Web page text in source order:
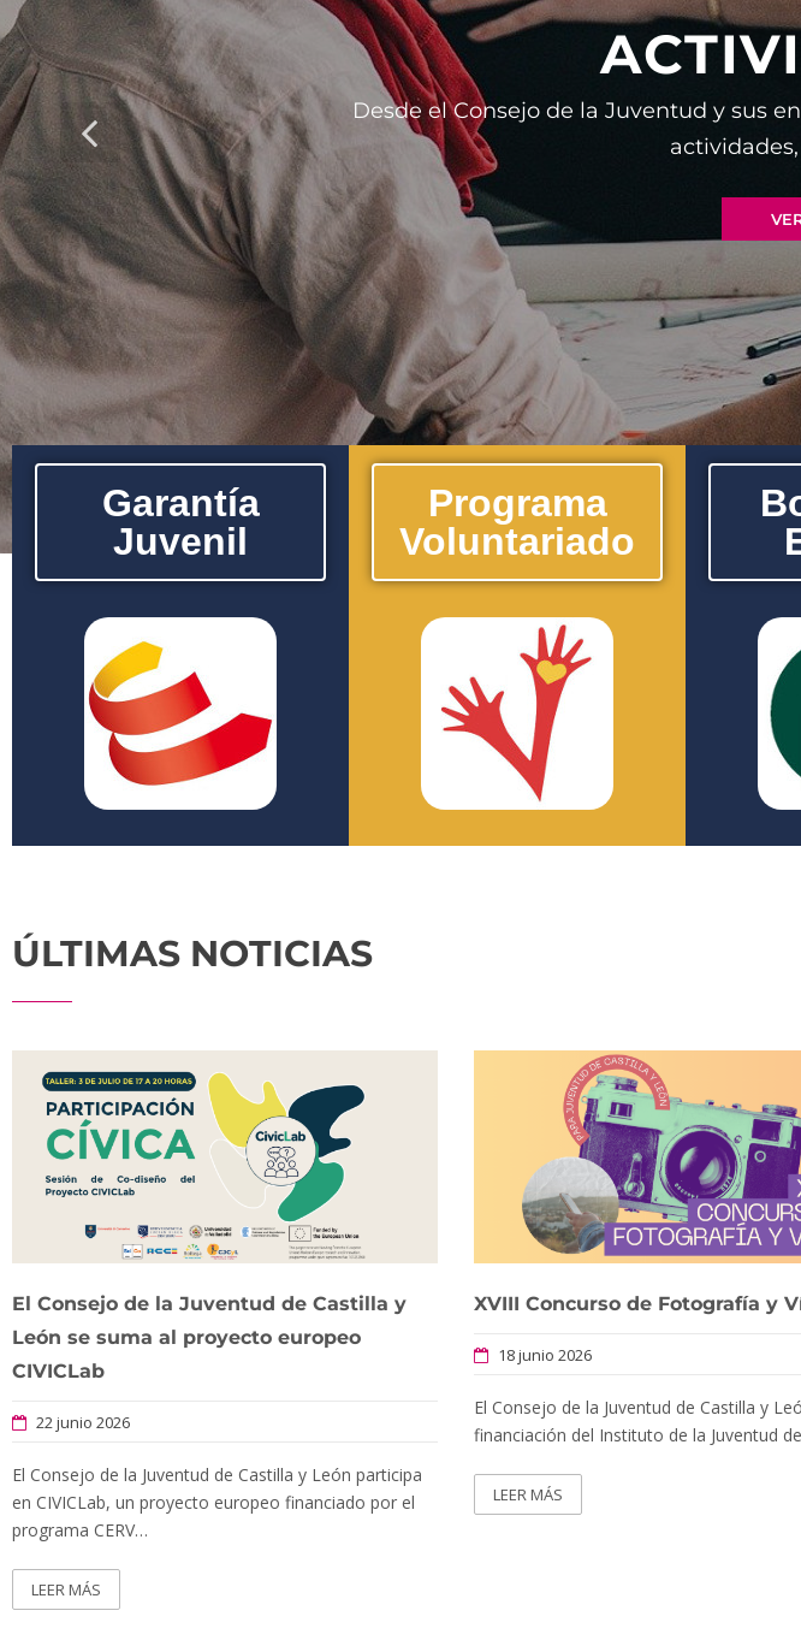
Desde el Consejo de la Juventud y sus
Garantía
Juvenil
El programa de Garantía Juvenil
pretende ser una herramienta que
facilita la entrada al mercado laboral
de jóvenes mayores de 16 años y
menores de 30 que han finalizado sus
estudios o cursos de formación y/o
que no tengan trabajo.
Programa
Voluntariado
El programa de Voluntariado está
dirigido a jóvenes entre 18 y 30 años
que tengan inquietud por colaborar en
proyectos que realizan diferentes
entidades de voluntariado,
asociaciones y ONGS adheridas al
programa.
El
se
actualizan
apoyar
ÚLTIMAS NOTICIAS
El Consejo de la Juventud de Castilla y
León se suma al proyecto europeo
CIVICLab
22 junio 2026
El Consejo de la Juventud de Castilla y León participa
en CIVICLab, un proyecto europeo financiado por el
programa CERV…
LEER MÁS
XVIII Concurso de Fotografía y
18 junio 2026
El Consejo de la Juventud de Castilla y
financiación del Instituto de la Juventud
LEER MÁS